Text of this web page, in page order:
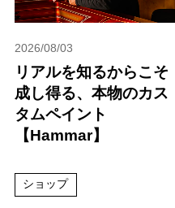
2026/08/03
リアルを知るからこそ
成し得る、本物のカス
タムペイント
【Hammar】
ショップ